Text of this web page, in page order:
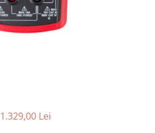
1.329,00 Lei